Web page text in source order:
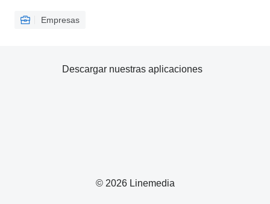
Empresas
© 2026 Linemedia
Descargar nuestras aplicaciones